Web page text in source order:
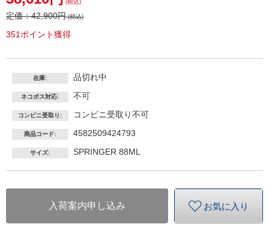
(税込)
定価：42,900円(税込)
351ポイント獲得
在庫: 品切れ中
ネコポス対応: 不可
コンビニ受取り: コンビニ受取り不可
商品コード: 4582509424793
サイズ: SPRINGER 88ML
入荷案内申し込み お気に入り